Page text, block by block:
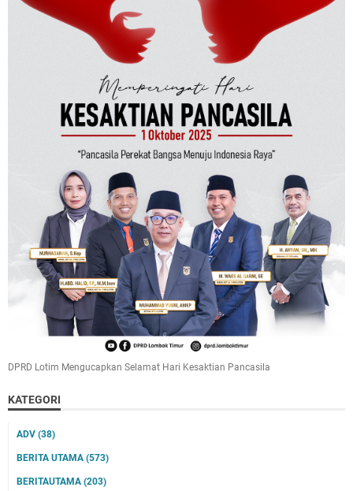
DPRD Lotim Mengucapkan Selamat Hari Kesaktian Pancasila
KATEGORI
ADV (38)
BERITA UTAMA (573)
BERITAUTAMA (203)